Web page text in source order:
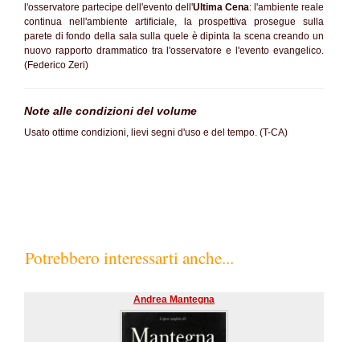
l'osservatore partecipe dell'evento dell'Ultima Cena: l'ambiente reale
continua nell'ambiente artificiale, la prospettiva prosegue sulla
parete di fondo della sala sulla quele è dipinta la scena creando un
nuovo rapporto drammatico tra l'osservatore e l'evento evangelico.
(Federico Zeri)
Note alle condizioni del volume
Usato ottime condizioni, lievi segni d'uso e del tempo. (T-CA)
Potrebbero interessarti anche...
Andrea Mantegna